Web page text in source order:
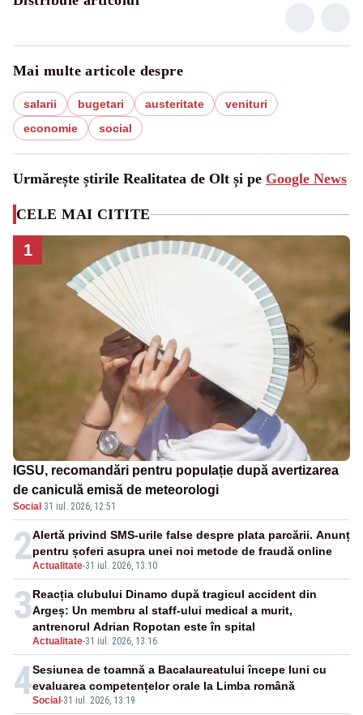
Mai multe articole despre
salarii bugetari austeritate
venituri
economie
social
Urmărește știrile Realitatea de Olt și pe Google News
CELE MAI CITITE
1
IGSU, recomandări pentru populație după avertizarea
de caniculă emisă de meteorologi
Social·31 iul. 2026, 12:51
2Actualitate-31 iul. 2026, 13:10
Alertă privind SMS-urile false despre plata parcării. Anunț
pentru șoferi asupra unei noi metode de fraudă online
3
Actualitate-31 iul. 2026, 13:16
Reacția clubului Dinamo după tragicul accident din
Argeș: Un membru al staff-ului medical a murit,
antrenorul Adrian Ropotan este în spital
4Social-31 iul. 2026, 13:19
Sesiunea de toamnă a Bacalaureatului începe luni cu
evaluarea competențelor orale la Limba română